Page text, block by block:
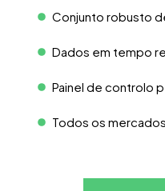
Conjunto robusto
Dados em tempo
Painel de controlo
Todos os